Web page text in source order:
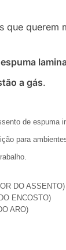
que querem
espuma
a gás.
de espuma
para
DO ASSENTO)
ENCOSTO)
ARO)